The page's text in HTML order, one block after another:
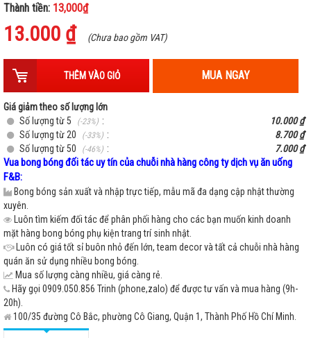
Thành tiền: 13,000₫
13.000 ₫ (Chưa bao gồm VAT)
THÊM VÀO GIỎ MUA NGAY
Giá giảm theo số lượng lớn
Số lượng từ 5
(-23%) :
10.000 ₫
Số lượng từ 20
(-33%) :
8.700 ₫
Số lượng từ 50
(-46%) : 7.000 ₫
Vua bong bóng đối tác uy tín của chuỗi nhà hàng công ty dịch vụ ăn uống
F&B:
Bong bóng sản xuất và nhập trực tiếp, mẫu mã đa dạng cập nhật thường
xuyên.
Luôn tìm kiếm đối tác để phân phối hàng cho các bạn muốn kinh doanh
mặt hàng bong bóng phụ kiện trang trí sinh nhật.
Luôn có giá tốt sỉ buôn nhỏ đến lớn, team decor và tất cả chuỗi nhà hàng
quán ăn sử dụng nhiều bong bóng.
Mua số lượng càng nhiều, giá càng rẻ.
Hãy gọi 0909.050.856 Trinh (phone,zalo) để được tư vấn và mua hàng (9h-
20h).
100/35 đường Cô Bắc, phường Cô Giang, Quận 1, Thành Phố Hồ Chí Minh.